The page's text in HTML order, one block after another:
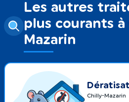
Les autres
plus courants
Mazarin
Chilly-Mazarin